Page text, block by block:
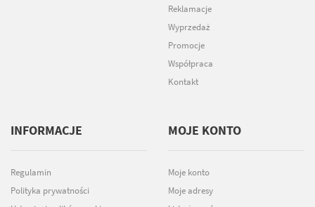
Reklamacje
Wyprzedaż
Promocje
Współpraca
Kontakt
INFORMACJE
Regulamin
Polityka prywatności
MOJE KONTO
Moje konto
Moje adresy